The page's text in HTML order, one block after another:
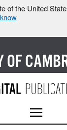
of the United
OF